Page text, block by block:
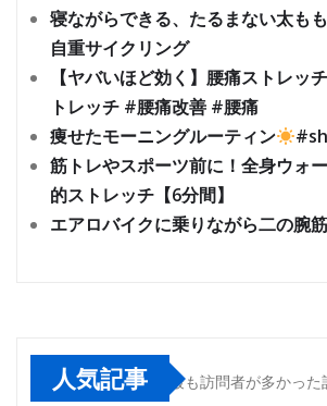
寝ながらできる、たるまない太も
自重サイクリング
【ヤバいほど効く】腰痛ストレッ
トレッチ #腰痛改善 #腰痛
痩せたモーニングルーティン
筋トレやスポーツ前に！全身ウォ
的ストレッチ【6分間】
エアロバイクに乗りながら二の腕
人気記事 最も訪問者が多かっ